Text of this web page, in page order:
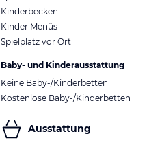
Kinderbecken
Kinder Menüs
Spielplatz vor Ort
Baby- und Kinderausstattung
Keine Baby-/Kinderbetten
Kostenlose Baby-/Kinderbetten
Ausstattung